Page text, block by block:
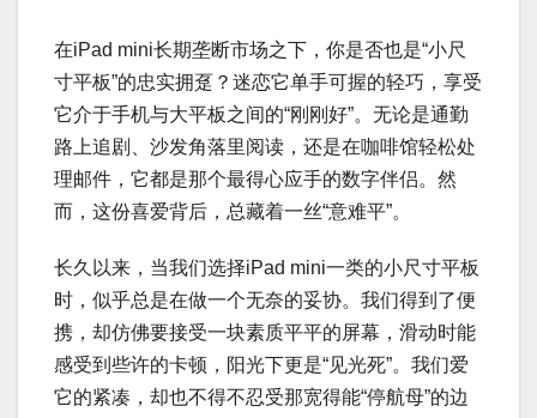
在iPad mini长期垄断市场之下，你是否也是“小尺
寸平板”的忠实拥趸？迷恋它单手可握的轻巧，享受
它介于手机与大平板之间的“刚刚好”。无论是通勤
路上追剧、沙发角落里阅读，还是在咖啡馆轻松处
理邮件，它都是那个最得心应手的数字伴侣。然
而，这份喜爱背后，总藏着一丝“意难平”。
长久以来，当我们选择iPad mini一类的小尺寸平板
时，似乎总是在做一个无奈的妥协。我们得到了便
携，却仿佛要接受一块素质平平的屏幕，滑动时能
感受到些许的卡顿，阳光下更是“见光死”。我们爱
它的紧凑，却也不得不忍受那宽得能“停航母”的边